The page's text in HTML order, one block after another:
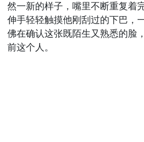
然一新的样子，嘴里不断重复着
伸手轻轻触摸他刚刮过的下巴，
佛在确认这张既陌生又熟悉的脸
前这个人。